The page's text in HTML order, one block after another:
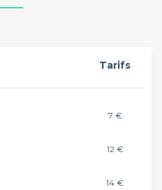
Tarifs
7 €
12 €
14 €